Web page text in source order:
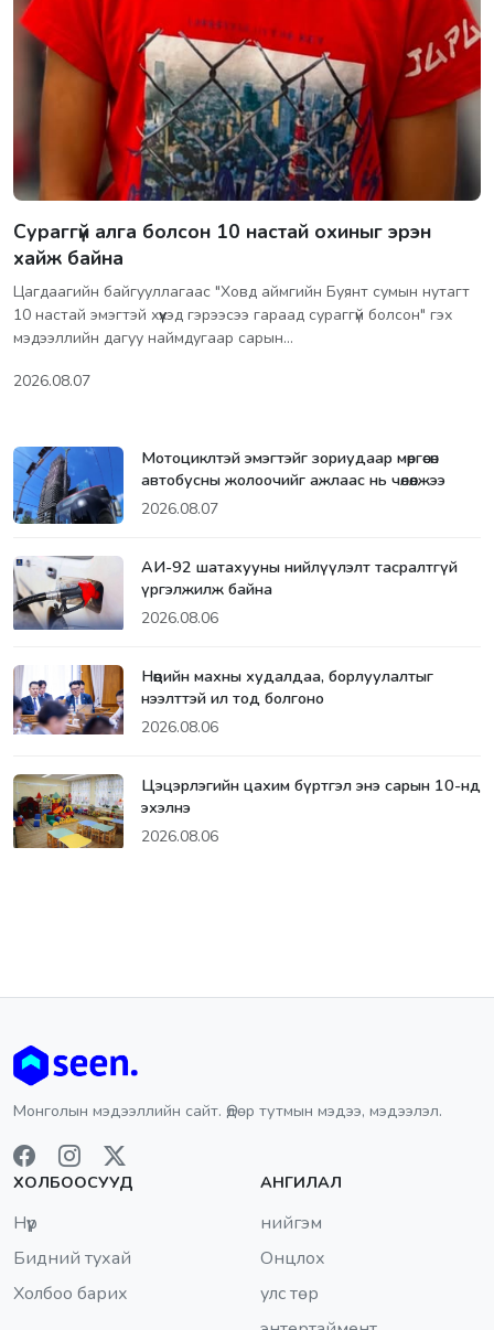
Сураггүй алга болсон 10 настай охиныг эрэн
хайж байна
Цагдаагийн байгууллагаас "Ховд аймгийн Буянт сумын нутагт
10 настай эмэгтэй хүүхэд гэрээсээ гараад сураггүй болсон" гэх
мэдээллийн дагуу наймдугаар сарын…
2026.08.07
Мотоциклтэй эмэгтэйг зориудаар мөргөсөн
автобусны жолоочийг ажлаас нь чөлөөлжээ
2026.08.07
АИ-92 шатахууны нийлүүлэлт тасралтгүй
үргэлжилж байна
2026.08.06
Нөөцийн махны худалдаа, борлуулалтыг
нээлттэй ил тод болгоно
2026.08.06
Цэцэрлэгийн цахим бүртгэл энэ сарын 10-нд
эхэлнэ
2026.08.06
Монголын мэдээллийн сайт. Өдөр тутмын мэдээ, мэдээлэл.
ХОЛБООСУУД
Нүүр
Бидний тухай
Холбоо барих
АНГИЛАЛ
нийгэм
Онцлох
улс төр